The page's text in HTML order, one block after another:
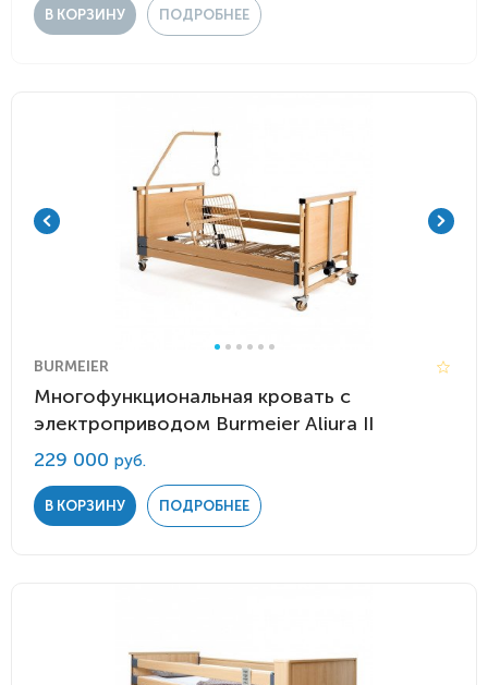
В КОРЗИНУ ПОДРОБНЕЕ
BURMEIER
Многофункциональная кровать с
электроприводом Burmeier Aliura II
229 000 руб.
В КОРЗИНУ ПОДРОБНЕЕ